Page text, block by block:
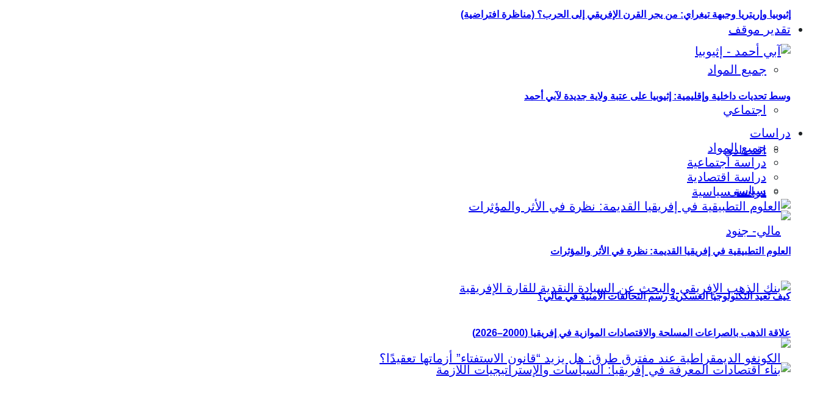
تقدير موقف
جميع المواد
اجتماعي
اقتصادي
سياسي
كيف تعيد التكنولوجيا العسكرية رسم التحالفات الأمنية في مالي؟
إثيوبيا وإريتريا وجبهة تيغراي: من يجر القرن الإفريقي إلى الحرب؟ (مناظرة افتراضية)
وسط تحديات داخلية وإقليمية: إثيوبيا على عتبة ولاية جديدة لآبي أحمد
دراسات
جميع المواد
دراسة اجتماعية
دراسة اقتصادية
دراسة سياسية
العلوم التطبيقية في إفريقيا القديمة: نظرة في الأثر والمؤثرات
علاقة الذهب بالصراعات المسلحة والاقتصادات الموازية في إفريقيا (2000–2026)